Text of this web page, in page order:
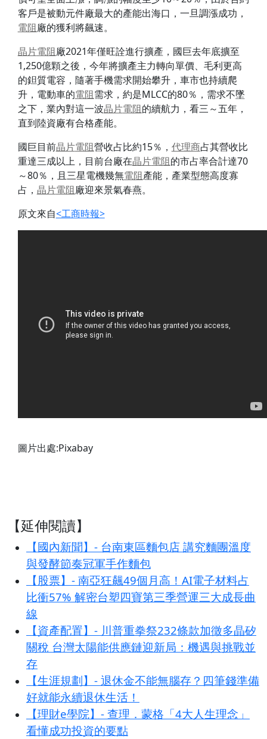
客戶是被動元件廠最大的產能出海口，一旦調漲成功，
電阻廠的獲利將飆速。
晶片電阻廠2021年僅旺詮進行擴產，國巨去年底擴至
1,250億顆之後，今年將擴產主力轉向單價、毛利更高
的鉭質電容，隨著手機需求開始攀升，車市也持續爬
升，電動車的電阻需求，約是MLCC的80％，需求不墜
之下，業內對這一波晶片電阻的續航力，看三～五年，
直到陸資廠有合格產能。
國巨目前晶片電阻營收占比約15％， 代理商占其營收比
重達三成以上，目前台廠在晶片電阻的市占率合計達70
～80％，且三星電機幾無電阻產能，產業型態高度寡
占， 晶片電阻廠迎來景氣春燕。
原文來自<工商時報>
圖片出處:Pixabay
【延伸閱讀】
【國內新聞】- 台南東區麵包店 講究麵團溫度
與發酵節奏冠軍手作麵包
【股票】- 南亞狂飆49個月高！AI電子材料占
比衝57% 解密台塑四寶第三季營運三大成長曲
線
【資產配置】- 川普重拳祭232條款加徵多晶矽
關稅 台灣太陽能供應鏈迎新局：機遇與挑戰並
存
【生涯規劃】- 退休金不能無腦存？四筆錢準備
好就能永續退休生活！
【理財e學院】- 查理．蒙格「4大人生理念」
看懂成功投資的要點